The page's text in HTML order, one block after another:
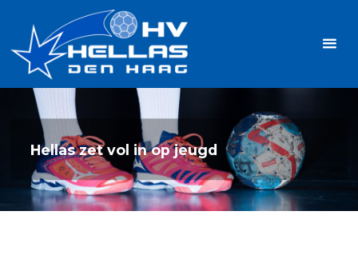
inhoud
Hellas zet vol in op jeugd